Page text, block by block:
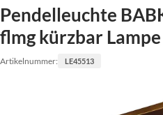
Pendelleuchte
flmg kürzbar Lampe
Artikelnummer: LE45513